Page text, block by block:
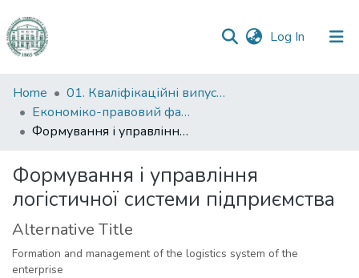
Log In (current)
Communities
&
Collections
Statistics
Home
01. Кваліфікаційні випускні роботи здобувачів вищої освіти
Економіко-правовий факультет
Формування і управління логістичної системи підприємства
Формування і управління
логістичної системи підприємства
Alternative Title
Formation and management of the logistics system of the
enterprise